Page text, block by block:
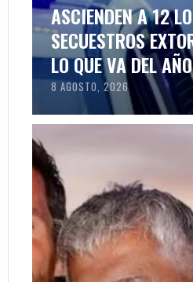
ASCIENDEN A 12
SECUESTROS
LO QUE VA DEL AÑO
8 AGOSTO, 2026